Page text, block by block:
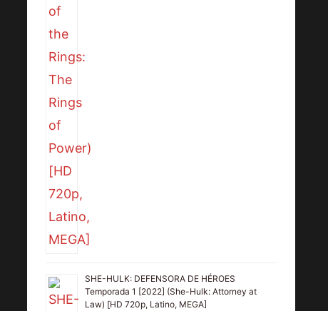
SHE-HULK: DEFENSORA DE HÉROES
Temporada 1 [2022] (She-Hulk: Attorney at
Law) [HD 720p, Latino, MEGA]